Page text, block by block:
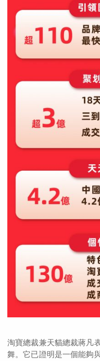
淘寶總裁兼天貓總裁蔣凡
舞。它已證明是一個能夠